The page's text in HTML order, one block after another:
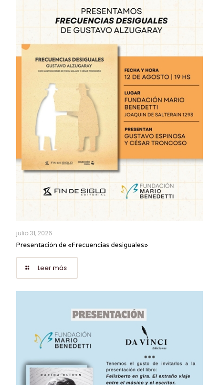
julio 31, 2026
Presentación de «Frecuencias desiguales»
Leer más